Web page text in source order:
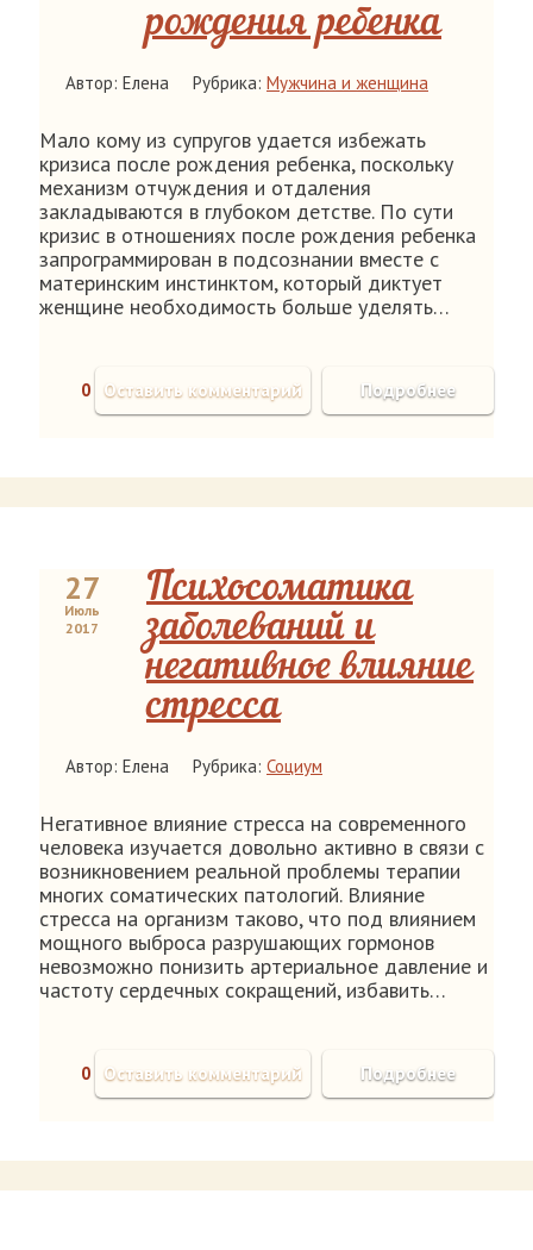
рождения ребенка
Автор: Елена Рубрика: Мужчина и женщина
Мало кому из супругов удается избежать
кризиса после рождения ребенка, поскольку
механизм отчуждения и отдаления
закладываются в глубоком детстве. По сути
кризис в отношениях после рождения ребенка
запрограммирован в подсознании вместе с
материнским инстинктом, который диктует
женщине необходимость больше уделять…
0 Подробнее
Оставить комментарий
27
Июль
2017
Психосоматика
заболеваний и
негативное влияние
стресса
Автор: Елена Рубрика: Социум
Негативное влияние стресса на современного
человека изучается довольно активно в связи с
возникновением реальной проблемы терапии
многих соматических патологий. Влияние
стресса на организм таково, что под влиянием
мощного выброса разрушающих гормонов
невозможно понизить артериальное давление и
частоту сердечных сокращений, избавить…
0 Подробнее
Оставить комментарий